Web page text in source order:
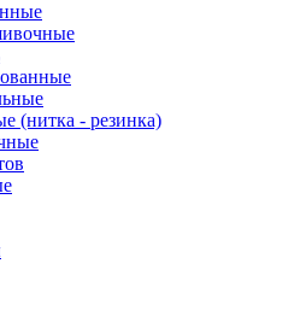
(нитка - резинка)